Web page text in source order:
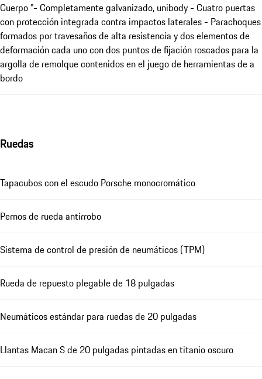
Cuerpo "- Completamente galvanizado, unibody - Cuatro puertas
con protección integrada contra impactos laterales - Parachoques
formados por travesaños de alta resistencia y dos elementos de
deformación cada uno con dos puntos de fijación roscados para la
argolla de remolque contenidos en el juego de herramientas de a
bordo
Ruedas
Tapacubos con el escudo Porsche monocromático
Pernos de rueda antirrobo
Sistema de control de presión de neumáticos (TPM)
Rueda de repuesto plegable de 18 pulgadas
Neumáticos estándar para ruedas de 20 pulgadas
Llantas Macan S de 20 pulgadas pintadas en titanio oscuro